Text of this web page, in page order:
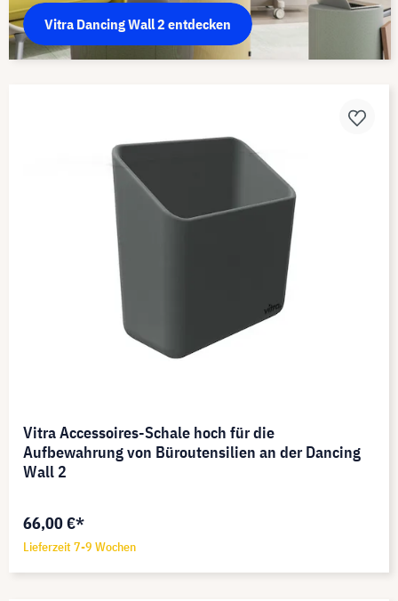
Vitra Dancing Wall 2 entdecken
Vitra Accessoires-Schale hoch für die
Aufbewahrung von Büroutensilien an der Dancing
Wall 2
66,00 €*
Lieferzeit 7-9 Wochen